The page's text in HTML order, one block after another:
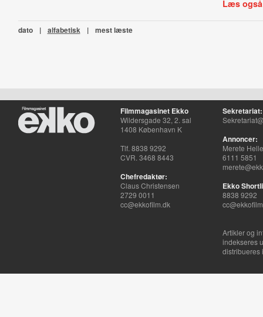
Læs
dato | alfabetisk | mest læste
Filmmagasinet Ekko
Wildersgade 32, 2. sal
1408 København K
Tlf. 8838 9292
CVR. 3468 8443
Chefredaktør:
Claus Christensen
2729 0011
cc@ekkofilm.dk
Sekretariat:
Annoncer:
Merete
6111 5851
Ekko
8838 9292
Artikler og
indekseres
distribueres